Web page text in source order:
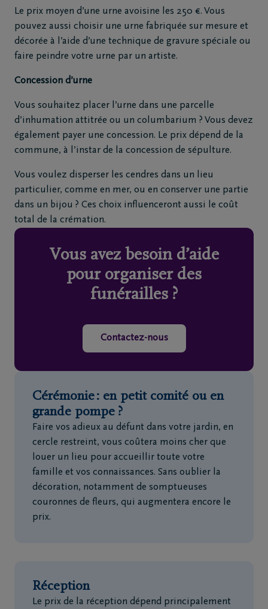
Le prix moyen d’une urne avoisine les 250 €. Vous
pouvez aussi choisir une urne fabriquée sur mesure et
décorée à l’aide d’une technique de gravure spéciale ou
faire peindre votre urne par un artiste.
Concession d’urne
Vous souhaitez placer l’urne dans une parcelle
d’inhumation attitrée ou un columbarium ? Vous devez
également payer une concession. Le prix dépend de la
commune, à l’instar de la concession de sépulture.
Vous voulez disperser les cendres dans un lieu
particulier, comme en mer, ou en conserver une partie
dans un bijou ? Ces choix influenceront aussi le coût
total de la crémation.
Vous avez besoin d’aide
pour organiser des
funérailles ?
Contactez-nous
Cérémonie : en petit comité ou en
grande pompe ?
Faire vos adieux au défunt dans votre jardin, en
cercle restreint, vous coûtera moins cher que
louer un lieu pour accueillir toute votre
famille et vos connaissances. Sans oublier la
décoration, notamment de somptueuses
couronnes de fleurs, qui augmentera encore le
prix.
Réception
Le prix de la réception dépend principalement